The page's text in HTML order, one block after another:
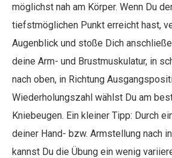
möglichst nah am Körper. Wenn Du
tiefstmöglichen Punkt erreicht hast,
Augenblick und stoße Dich
deine Arm- und Brustmuskulatur, in
nach oben, in Richtung
Wiederholungszahl wählst Du am
Kniebeugen. Ein kleiner Tipp: Durch
deiner Hand- bzw. Armstellung nach
kannst Du die Übung ein wenig